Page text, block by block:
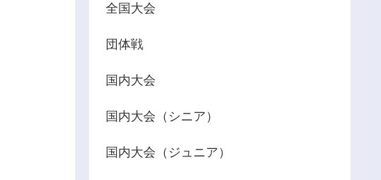
全国大会
団体戦
国内大会
国内大会（シニア）
国内大会（ジュニア）